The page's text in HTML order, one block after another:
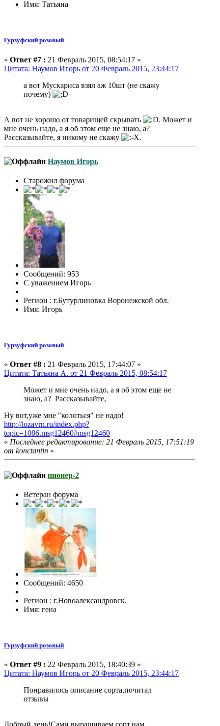
Имя: Татьяна
Гурзуфский розовый
« Ответ #7 : 21 Февраль 2015, 08:54:17 »
Цитата: Наумов Игорь от 20 Февраль 2015, 23:44:17
а вот Мускариса взял аж 10шт (не скажу
почему)
А вот не хорошо от товарищей скрывать
. Может и
мне очень надо, а я об этом еще не знаю, а?
Рассказывайте, я никому не скажу
.
Наумов Игорь
Старожил форума
Сообщений: 953
С уважением Игорь
Регион : г.Бутурлиновка Воронежской обл.
Имя: Игорь
Гурзуфский розовый
« Ответ #8 : 21 Февраль 2015, 17:44:07 »
Цитата: Татьяна А. от 21 Февраль 2015, 08:54:17
Может и мне очень надо, а я об этом еще не
знаю, а? Рассказывайте,
Ну вот,уже мне "колоться" не надо!
http://lozavrn.ru/index.php?
topic=1086.msg12460#msg12460
« Последнее редактирование: 21 Февраль 2015, 17:51:19
от konctantin »
пионер-2
Ветеран форума
Сообщений: 4650
Регион : г.Новоалександровск.
Имя: гена
Гурзуфский розовый
« Ответ #9 : 22 Февраль 2015, 18:40:39 »
Цитата: Наумов Игорь от 20 Февраль 2015, 23:44:17
Понравилось описание сорта,почитал
отзывы